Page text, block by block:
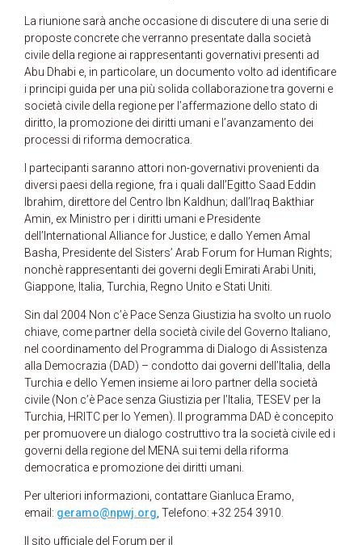
La riunione sarà anche occasione di discutere di una serie di
proposte concrete che verranno presentate dalla società
civile della regione ai rappresentanti governativi presenti ad
Abu Dhabi e, in particolare, un documento volto ad identificare
i principi guida per una più solida collaborazione tra governi e
società civile della regione per l’affermazione dello stato di
diritto, la promozione dei diritti umani e l’avanzamento dei
processi di riforma democratica.
I partecipanti saranno attori non-governativi provenienti da
diversi paesi della regione, fra i quali dall’Egitto Saad Eddin
Ibrahim, direttore del Centro Ibn Kaldhun; dall’Iraq Bakthiar
Amin, ex Ministro per i diritti umani e Presidente
dell’International Alliance for Justice; e dallo Yemen Amal
Basha, Presidente del Sisters’ Arab Forum for Human Rights;
nonchè rappresentanti dei governi degli Emirati Arabi Uniti,
Giappone, Italia, Turchia, Regno Unito e Stati Uniti.
Sin dal 2004 Non c’è Pace Senza Giustizia ha svolto un ruolo
chiave, come partner della società civile del Governo Italiano,
nel coordinamento del Programma di Dialogo di Assistenza
alla Democrazia (DAD) – condotto dai governi dell’Italia, della
Turchia e dello Yemen insieme ai loro partner della società
civile (Non c’è Pace senza Giustizia per l’Italia, TESEV per la
Turchia, HRITC per lo Yemen). Il programma DAD è concepito
per promuovere un dialogo costruttivo tra la società civile ed i
governi della regione del MENA sui temi della riforma
democratica e promozione dei diritti umani.
Per ulteriori informazioni, contattare Gianluca Eramo,
email: geramo@npwj.org , Telefono: +32 254 3910.
Il sito ufficiale del Forum per il